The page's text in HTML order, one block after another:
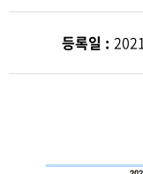
등록일 :